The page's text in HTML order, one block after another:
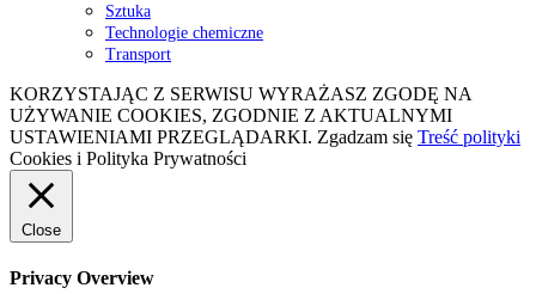
Sztuka
Technologie chemiczne
Transport
KORZYSTAJĄC Z SERWISU WYRAŻASZ ZGODĘ NA
UŻYWANIE COOKIES, ZGODNIE Z AKTUALNYMI
USTAWIENIAMI PRZEGLĄDARKI. Zgadzam się Treść polityki
Cookies i Polityka Prywatności
Close
Privacy Overview